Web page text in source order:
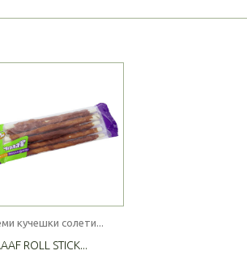
кучешки солети...
ROLL STICK...